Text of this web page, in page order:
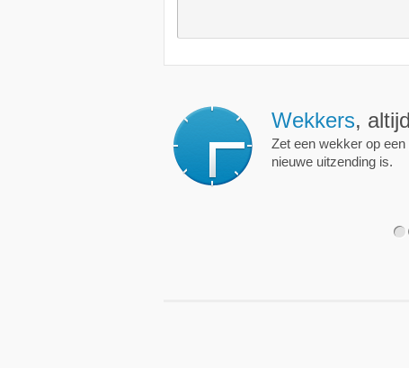
Wekkers,
Zet een wekker op
nieuwe uitzending is.